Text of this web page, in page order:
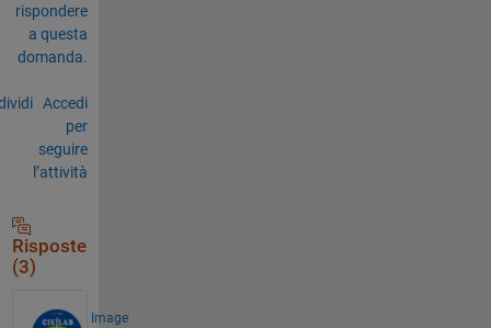
rispondere
a questa
domanda.
Accedi
per
seguire
l’attività
Risposte
(3)
Image